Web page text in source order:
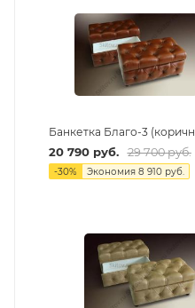
Банкетка Благо-3
20 790руб. 29 700руб.
-30% Экономия 8 910руб.